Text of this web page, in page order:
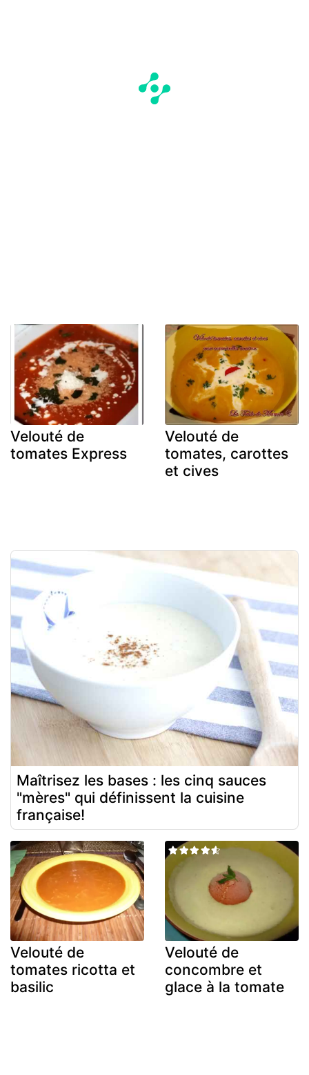
Velouté de
tomates Express
Velouté de
tomates, carottes
et cives
Maîtrisez les bases : les cinq sauces
"mères" qui définissent la cuisine
française!
Velouté de
tomates ricotta et
basilic
Velouté de
concombre et
glace à la tomate